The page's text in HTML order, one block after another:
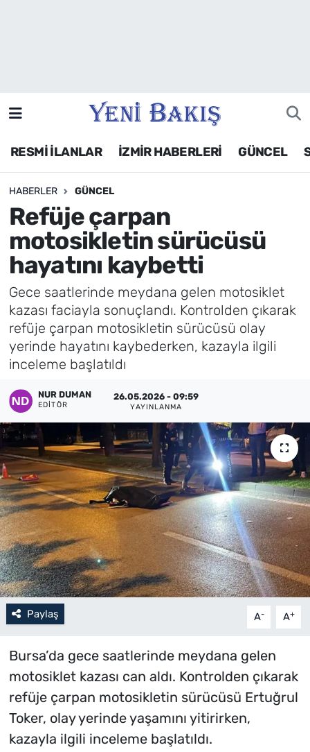
RESMİ İLANLAR İZMİR HABERLERİ GÜNCEL
HABERLER GÜNCEL
Refüje çarpan
motosikletin sürücüsü
hayatını kaybetti
Gece saatlerinde meydana gelen motosiklet
kazası faciayla sonuçlandı. Kontrolden çıkarak
refüje çarpan motosikletin sürücüsü olay
yerinde hayatını kaybederken, kazayla ilgili
inceleme başlatıldı
NUR DUMAN
EDITÖR
26.05.2026 - 09:59
YAYINLANMA
Paylaş A- A+
Bursa’da gece saatlerinde meydana gelen
motosiklet kazası can aldı. Kontrolden çıkarak
refüje çarpan motosikletin sürücüsü Ertuğrul
Toker, olay yerinde yaşamını yitirirken,
kazayla ilgili inceleme başlatıldı.
Siyaset
Asayiş / Polis-Adliye
Spor
Magazin
Foto Galeri
Künye
İletişim